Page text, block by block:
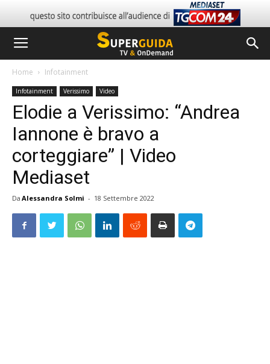
Home Infotainment
Infotainment Verissimo Video
Elodie a Verissimo: “Andrea
Iannone è bravo a
corteggiare” | Video
Mediaset
Da Alessandra Solmi - 18 Settembre 2022